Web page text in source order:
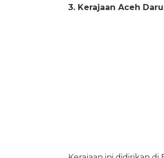
3. Kerajaan Aceh